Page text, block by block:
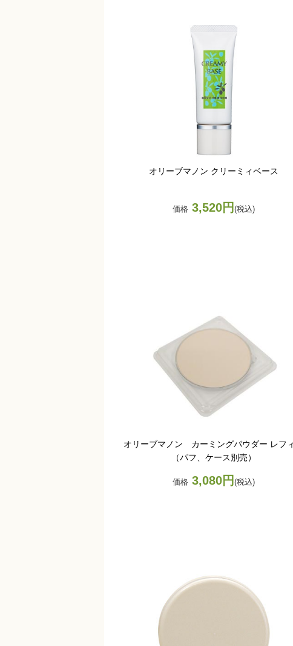
オリーブマノン クリーミィベース
価格 3,520円(税込)
オリーブマノン カーミングパウダー レフ
（パフ、ケース別売）
価格 3,080円(税込)